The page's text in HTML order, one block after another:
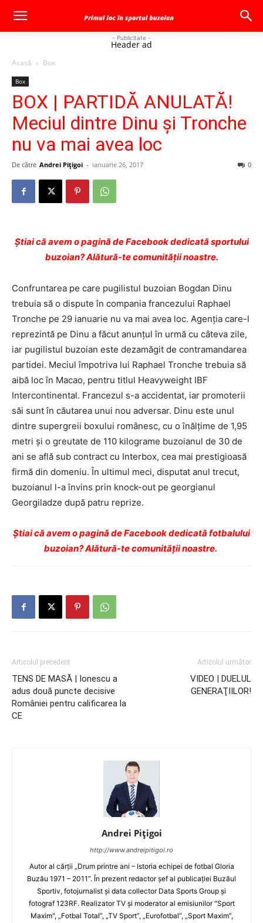
- Publicitate -
Header ad
Acasă Box
Box
BOX | PARTIDĂ ANULATĂ!
Meciul dintre Dinu şi Tronche
nu va mai avea loc
De către Andrei Pițigoi - ianuarie 26, 2017 0
Ştiai că avem o pagină de Facebook dedicată sportului
buzoian? Alătură-te comunității noastre.
Confruntarea pe care pugilistul buzoian Bogdan Dinu
trebuia să o dispute în compania francezului Raphael
Tronche pe 29 ianuarie nu va mai avea loc. Agenţia care-l
reprezintă pe Dinu a făcut anunţul în urmă cu câteva zile,
iar pugilistul buzoian este dezamăgit de contramandarea
partidei. Meciul împotriva lui Raphael Tronche trebuia să
aibă loc în Macao, pentru titlul Heavyweight IBF
Intercontinental. Francezul s-a accidentat, iar promoterii
săi sunt în căutarea unui nou adversar. Dinu este unul
dintre supergreii boxului românesc, cu o înălţime de 1,95
metri şi o greutate de 110 kilograme buzoianul de 30 de
ani se află sub contract cu Interbox, cea mai prestigioasă
firmă din domeniu. În ultimul meci, disputat anul trecut,
buzoianul l-a învins prin knock-out pe georgianul
Georgiladze după patru reprize.
Ştiai că avem o pagină de Facebook dedicată fotbalului
buzoian? Alătură-te comunității noastre.
Articolul precedent
TENS DE MASĂ | Ionescu a
adus două puncte decisive
României pentru calificarea la
CE
Articolul următor
VIDEO | DUELUL
GENERAŢIILOR!
Andrei Pițigoi
http://www.andreipitigoi.ro
Autor al cărţii „Drum printre ani – Istoria echipei de fotbal Gloria
Buzău 1971 – 2011”. În prezent redactor şef al publicaţiei Buzăul
Sportiv, fotojurnalist şi data collector Data Sports Group şi
fotograf 123RF. Realizator TV şi moderator al emisiunilor "Sport
Maxim", „Fotbal Total”, „TV Sport”, „Eurofotbal”, „Sport Maxim”,